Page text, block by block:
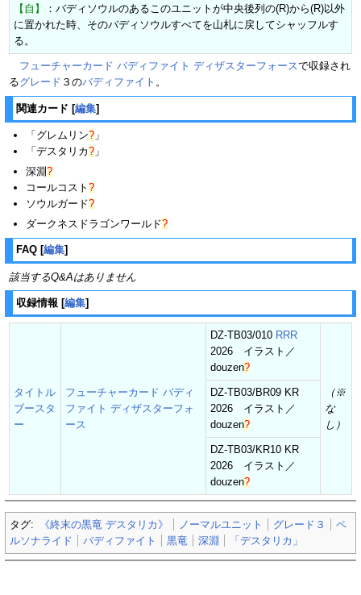
【自】
：バディソウルのあるこのユニットが中央後列の(R)から(R)以外
に置かれた時、そのバディソウルすべてを山札に戻してシャッフルす
る。
フューチャーカード バディファイト ディザスターフォースで収録され
るグレード ３のバディファイト 。
関連カード [編集]
「 グレムリン? 」
「 デスタリカ? 」
深淵?
コールコスト ?
ソウルガード?
ダークネスドラゴンワールド?
FAQ [編集]
該当するQ&Aはありません
収録情報 [編集]
タイトル
ブースタ
ー
フューチャーカード バディ
ファイト ディザスターフォ
ース
DZ-TB03/010 RRR
2026 イラスト／
douzen?
（※
な
し）
DZ-TB03/BR09 KR
2026 イラスト／
douzen?
DZ-TB03/KR10 KR
2026 イラスト／
douzen?
タグ: 《終末の黒竜 デスタリカ》 ノーマルユニット グレード３
ペ
ルソナライド
バディファイト 黒竜 深淵 「デスタリカ」